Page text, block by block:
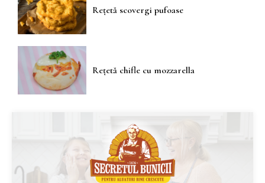
Rețetă scovergi pufoase
Rețetă chifle cu mozzarella